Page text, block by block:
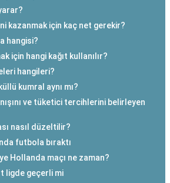
kazanmak için kaç net gerekir?
hangisi?
için hangi kağıt kullanılır?
hangileri?
kumral aynı mı?
ve tüketici tercihlerini belirleyen
nasıl düzeltilir?
futbola bıraktı
Hollanda maçı ne zaman?
ligde geçerli mi